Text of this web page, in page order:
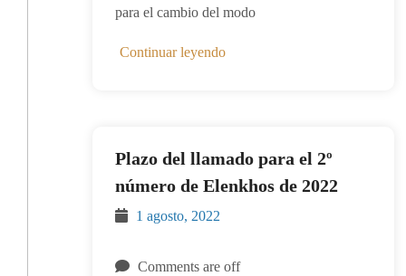
para el cambio del modo
Continuar leyendo
Plazo del llamado para el 2º
número de Elenkhos de 2022
1 agosto, 2022
Comments are off